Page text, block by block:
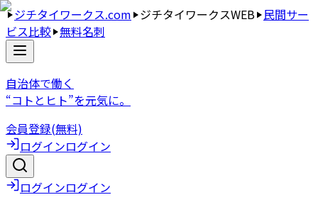
ジチタイワークス.com ジチタイワークスWEB 民間サー
ビス比較 無料名刺
自治体で働く
“コトとヒト”を元気に。
会員登録(無料)
ログインログイン
ログインログイン